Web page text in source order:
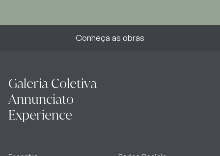
Conheça as obras
Galeria Coletiva
Annunciato
Experience